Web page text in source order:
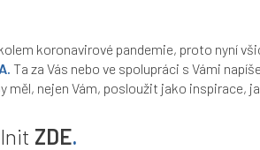
koronavirové pandemie, proto nyní
Ta za Vás nebo ve spolupráci s Vámi
měl, nejen Vám, posloužit jako inspirace,
ZDE.